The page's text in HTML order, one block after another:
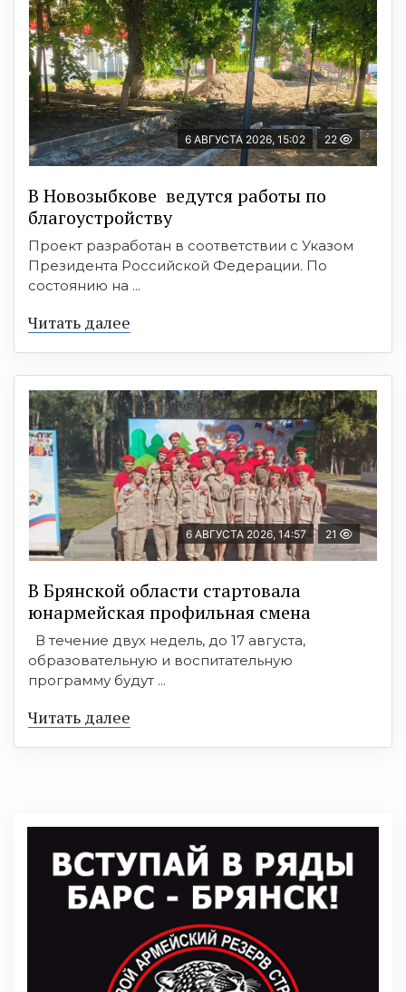
6 АВГУСТА 2026, 15:02 22
В Новозыбкове ведутся работы по
благоустройству
Проект разработан в соответствии с Указом
Президента Российской Федерации. По
состоянию на ...
Читать далее
6 АВГУСТА 2026, 14:57 21
В Брянской области стартовала
юнармейская профильная смена
В течение двух недель, до 17 августа,
образовательную и воспитательную
программу будут ...
Читать далее